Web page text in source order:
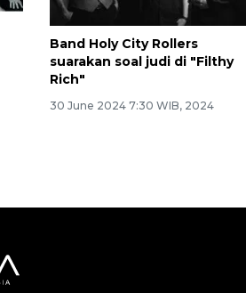
Band Holy City Rollers
suarakan soal judi di "Filthy
Rich"
30 June 2024 7:30 WIB, 2024